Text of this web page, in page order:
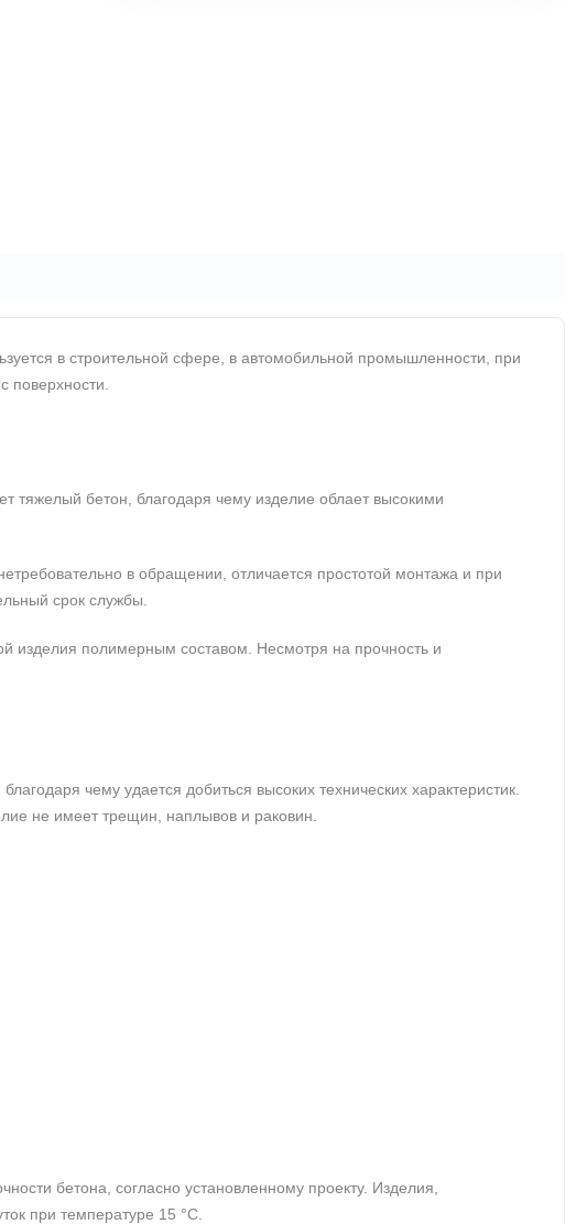
в строительной сфере, в автомобильной промышленности, при
поверхности.
тяжелый бетон, благодаря чему изделие облает высокими
в обращении, отличается простотой монтажа и при
срок службы.
изделия полимерным составом. Несмотря на прочность и
чему удается добиться высоких технических характеристик.
не имеет трещин, наплывов и раковин.
бетона, согласно установленному проекту. Изделия,
при температуре 15 °С.